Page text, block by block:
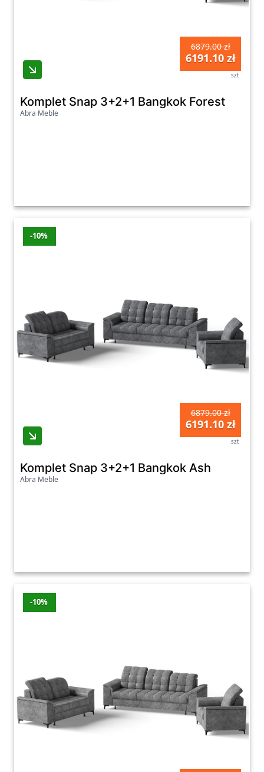
6879.00 zł
6191.10 zł
szt
Komplet Snap 3+2+1 Bangkok Forest
Abra Meble
-10%
6879.00 zł
6191.10 zł
szt
Komplet Snap 3+2+1 Bangkok Ash
Abra Meble
-10%